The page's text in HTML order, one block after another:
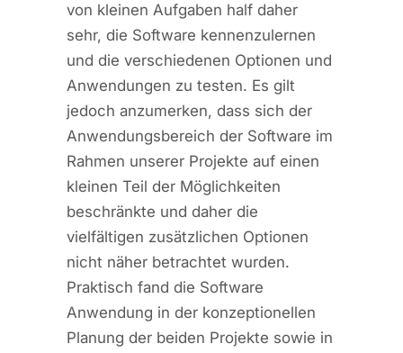
von kleinen Aufgaben half daher
sehr, die Software kennenzulernen
und die verschiedenen Optionen und
Anwendungen zu testen. Es gilt
jedoch anzumerken, dass sich der
Anwendungsbereich der Software im
Rahmen unserer Projekte auf einen
kleinen Teil der Möglichkeiten
beschränkte und daher die
vielfältigen zusätzlichen Optionen
nicht näher betrachtet wurden.
Praktisch fand die Software
Anwendung in der konzeptionellen
Planung der beiden Projekte sowie in